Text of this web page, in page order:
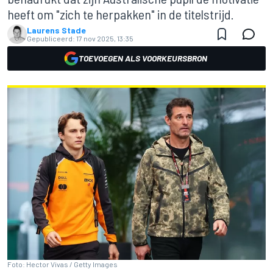
heeft om "zich te herpakken" in de titelstrijd.
Laurens Stade
Gepubliceerd: 17 nov 2025, 13:35
TOEVOEGEN ALS VOORKEURSBRON
Foto: Hector Vivas / Getty Images